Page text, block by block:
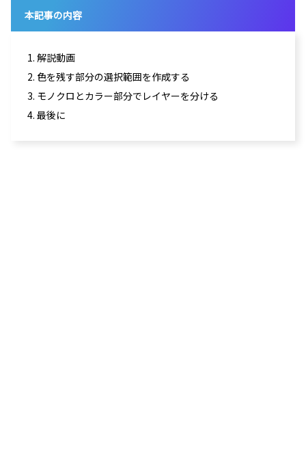
本記事の内容
1. 解説動画
2. 色を残す部分の選択範囲を作成する
3. モノクロとカラー部分でレイヤーを分ける
4. 最後に